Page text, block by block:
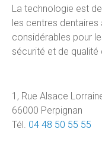
La technologie est
les centres
considérables pour
sécurité et de qualité
1, Rue Alsace
66000 Perpignan
Tél. 04 48 50 55 55